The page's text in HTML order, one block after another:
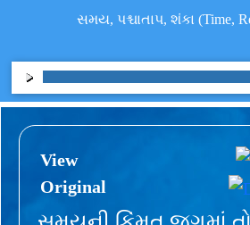
સમય, પશ્ચાતાપ, શંકા (Time,
View
Original